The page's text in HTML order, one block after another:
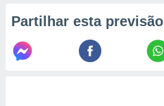
Partilhar esta previsão